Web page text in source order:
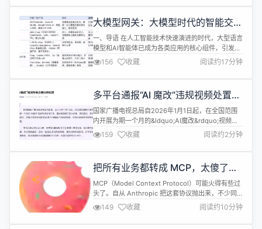
发者的&ldquo;中枢指挥台
令行工具，它能够将多个 AI Agen...
大模型网关：大模型时代的智能交通
枢纽
一、导语 在人工智能技术快速演进的时代，大型语言
模型和AI智能体已成为各类应用的核心组件，引发AI
相关API流量的指数级增长。而大模型网关，正是这
场变革中应运而生的智能交通枢纽。 随着
DeepSeek、Qwen等开源模型及各类商用大模型的
到代码生成与软件开发，从金融法律分析到内容生成
引擎，AI正深度融入企业核心...
156 收藏 阅读约17分钟
多平台通报“AI 魔改”违规视频处置情
况
国家广播电视总局自2026年1月1日起，在全国范围
内开展为期一个月的&ldquo;AI魔改&rdquo;视频专
项治理工作，重点清理基于四大名著、历史题材、革
命题材、英模人物等电视剧作品进行&ldquo;AI魔改
&rdquo;的违规视频，并同步清理各类邪典动画。 公
23000条、处置违规账号100余个...
159 收藏 阅读约2分钟
把所有业务都转成 MCP，太傻了！
AI Skill 才是正道
MCP（Model Context Protocol）可能火得有些过
头了。自从 Anthropic 把这套协议抛出来，不少同
行就开始坐不住，仿佛一夜之间，不把自家的业务接
口重写成 MCP Server，就拿不到 AI 时代的入场券
了。 每隔几年，技术圈总会刮起一阵&ldquo;大一统
149 收藏 阅读约10分钟